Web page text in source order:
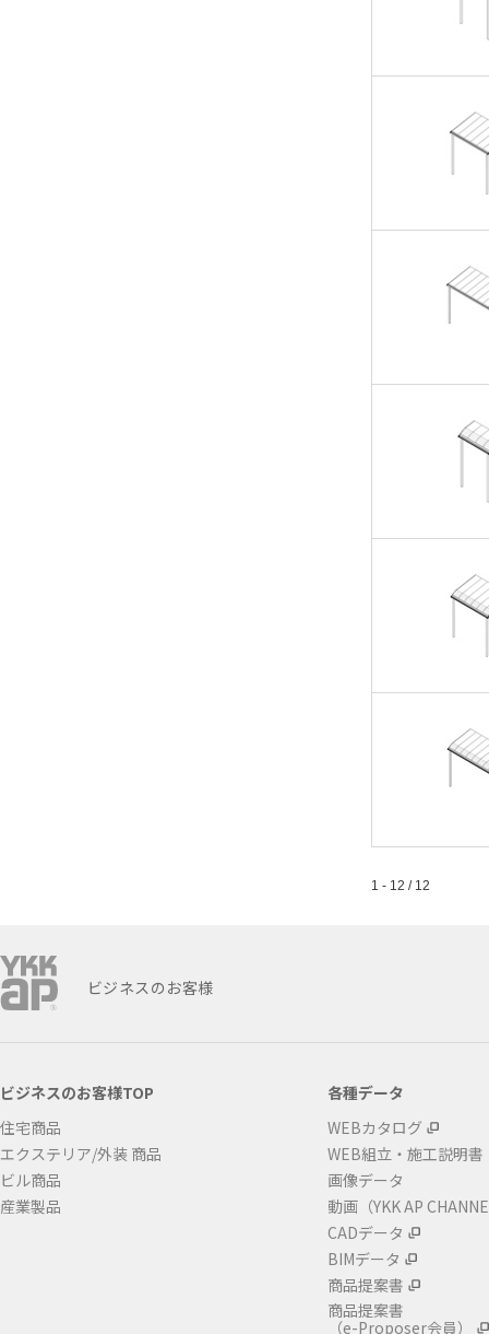
1 - 12 / 12
ビジネスのお客様
ビジネスのお客様TOP
住宅商品
エクステリア/外装 商品
ビル商品
産業製品
各種データ
WEBカタログ
WEB組立・施工説明書
画像データ
動画（YKK AP
CADデータ
BIMデータ
商品提案書
商品提案書
（e-Proposer会員）